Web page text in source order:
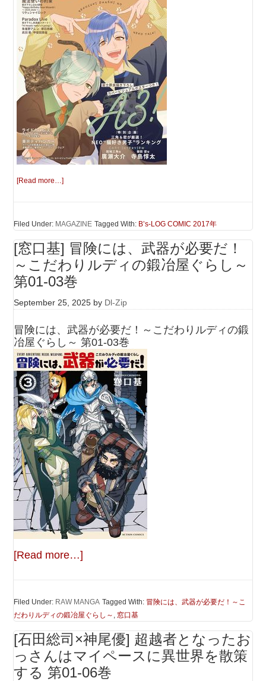
[Read more…]
Filed Under: MAGAZINE Tagged With: B’s-LOG COMIC 2017年
[窓口基] 冒険には、武器が必要だ！
～こだわりルディの鍛冶屋ぐらし～
第01-03巻
September 25, 2025 by Dl-Zip
冒険には、武器が必要だ！～こだわりルディの鍛
冶屋ぐらし～ 第01-03巻
[Read more…]
Filed Under: RAW MANGA Tagged With: 冒険には、武器が必要だ！～こ
だわりルディの鍛冶屋ぐらし～ , 窓口基
[石田総司×神尾優] 超越者となったお
っさんはマイペースに異世界を散策
する 第01-06巻